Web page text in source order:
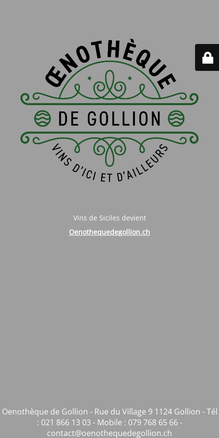
Vins de Siciles devient
Oenothequedegollion.ch
Oenothèque de Gollion - Rue du Village 9 1124 Gollion - Tél
: 021 866 13 03 - Mobile : 079 768 65 66 -
contact@oenothequedegollion.ch